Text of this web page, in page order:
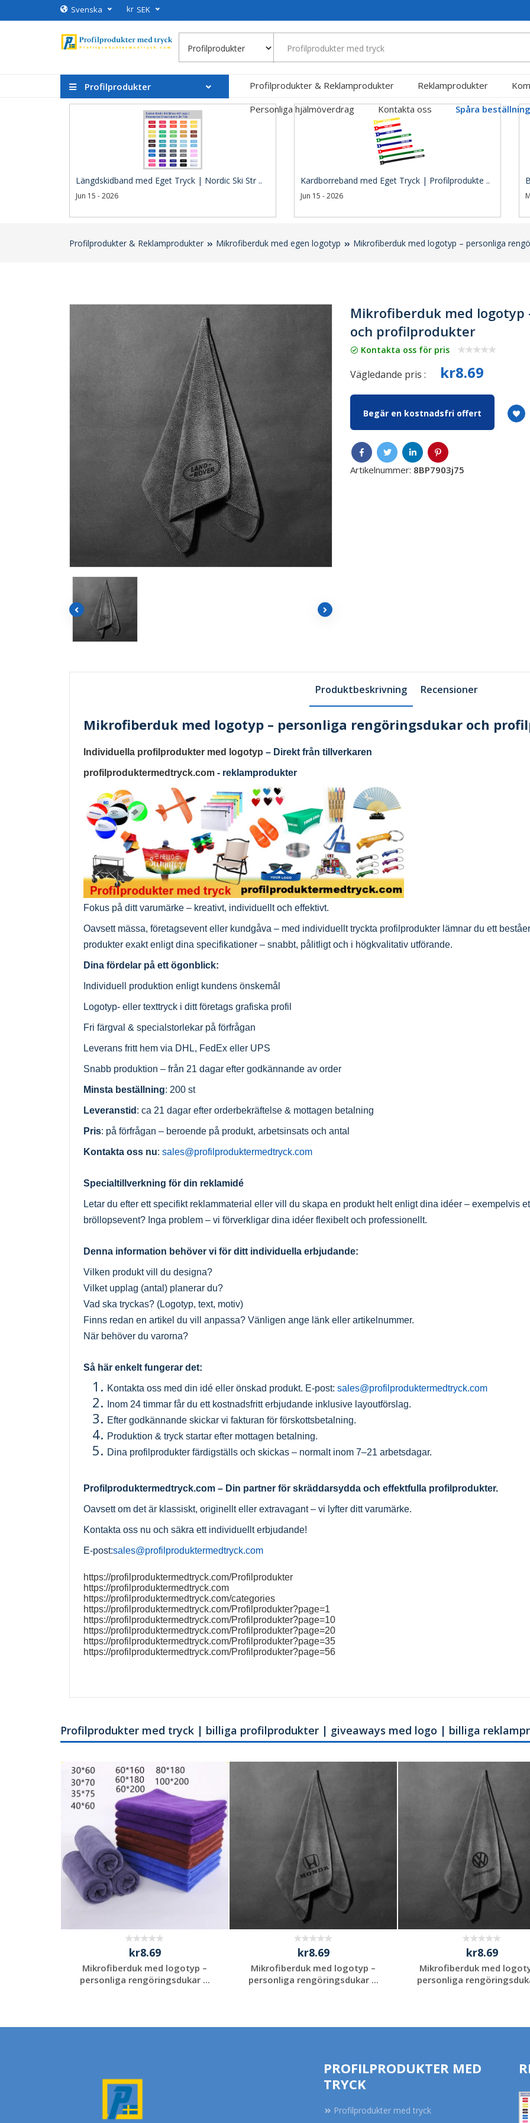
Svenska kr SEK
Profilprodukter Profilprodukter & Reklamprodukter Reklamprodukter
Personliga hjälmöverdrag
Kontakta oss Spåra beställning
Längdskidband med Eget Tryck | Nordic Ski Str ..
Jun 15 - 2026
Kardborreband med Eget Tryck | Profilprodukte ..
Jun 15 - 2026
Profilprodukter & Reklamprodukter Mikrofiberduk med egen logotyp Mikrofiberduk med logotyp – personliga
Mikrofiberduk med logotyp
och profilprodukter
Kontakta oss för pris
Vägledande pris : kr8.69
Begär en kostnadsfri offert
Artikelnummer: 8BP7903j75
Produktbeskrivning Recensioner
Mikrofiberduk med logotyp – personliga rengöringsdukar och
Individuella profilprodukter med logotyp – Direkt från tillverkaren
profilproduktermedtryck.com - reklamprodukter
Fokus på ditt varumärke – kreativt, individuellt och effektivt.
Oavsett mässa, företagsevent eller kundgåva – med individuellt tryckta profilprodukter lämnar du ett
produkter exakt enligt dina specifikationer – snabbt, pålitligt och i högkvalitativ utförande.
Dina fördelar på ett ögonblick:
Individuell produktion enligt kundens önskemål
Logotyp- eller texttryck i ditt företags grafiska profil
Fri färgval & specialstorlekar på förfrågan
Leverans fritt hem via DHL, FedEx eller UPS
Snabb produktion – från 21 dagar efter godkännande av order
Minsta beställning: 200 st
Leveranstid : ca 21 dagar efter orderbekräftelse & mottagen betalning
Pris: på förfrågan – beroende på produkt, arbetsinsats och antal
Kontakta oss nu:sales@profilproduktermedtryck.com
Specialtillverkning för din reklamidé
Letar du efter ett specifikt reklammaterial eller vill du skapa en produkt helt enligt dina idéer – exempelvis
bröllopsevent? Inga problem – vi förverkligar dina idéer flexibelt och professionellt.
Denna information behöver vi för ditt individuella erbjudande:
Vilken produkt vill du designa?
Vilket upplag (antal) planerar du?
Vad ska tryckas? (Logotyp, text, motiv)
Finns redan en artikel du vill anpassa? Vänligen ange länk eller artikelnummer.
När behöver du varorna?
Så här enkelt fungerar det:
Kontakta oss med din idé eller önskad produkt. E-post:sales@profilproduktermedtryck.com
Inom 24 timmar får du ett kostnadsfritt erbjudande inklusive layoutförslag.
Efter godkännande skickar vi fakturan för förskottsbetalning.
Produktion & tryck startar efter mottagen betalning.
Dina profilprodukter färdigställs och skickas – normalt inom 7–21 arbetsdagar.
Profilproduktermedtryck.com– Din partner för skräddarsydda och effektfulla profilprodukter.
Oavsett om det är klassiskt, originellt eller extravagant – vi lyfter ditt varumärke.
Kontakta oss nu och säkra ett individuellt erbjudande!
E-post:sales@profilproduktermedtryck.com
https://profilproduktermedtryck.com/Profilprodukter
https://profilproduktermedtryck.com
https://profilproduktermedtryck.com/categories
https://profilproduktermedtryck.com/Profilprodukter?page=1
https://profilproduktermedtryck.com/Profilprodukter?page=10
https://profilproduktermedtryck.com/Profilprodukter?page=20
https://profilproduktermedtryck.com/Profilprodukter?page=35
https://profilproduktermedtryck.com/Profilprodukter?page=56
Profilprodukter med tryck | billiga profilprodukter | giveaways med logo | billiga
kr8.69
Mikrofiberduk med logotyp –
personliga rengöringsdukar ...
kr8.69
Mikrofiberduk med logotyp –
personliga rengöringsdukar ...
kr8.69
Mikrofiberduk med
personliga
PROFILPRODUKTER MED
TRYCK
Profilprodukter med tryck